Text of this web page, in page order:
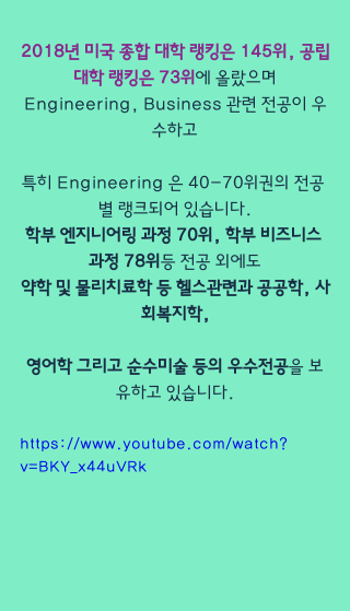
2018년 미국 종합 대학 랭킹은 145위, 공립
대학 랭킹은 73위 에 올랐으며
Engineering, Business 관련 전공이 우
수하고
특히 Engineering 은 40-70위권의 전공
별 랭크되어 있습니다.
학부 엔지니어링 과정 70위, 학부 비즈니스
과정 78위 등 전공 외에도
약학 및 물리치료학 등 헬스관련과 공공학, 사
회복지학,
영어학 그리고 순수미술 등의 우수전공을 보
유하고 있습니다.
https://www.youtube.com/watch?
v=BKY_x44uVRk